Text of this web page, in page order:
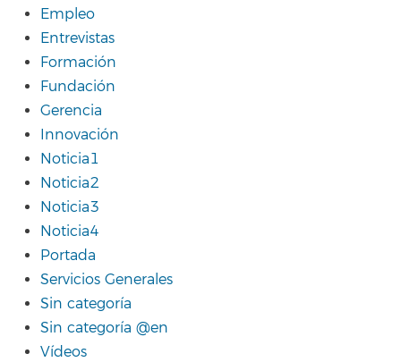
Empleo
Entrevistas
Formación
Fundación
Gerencia
Innovación
Noticia1
Noticia2
Noticia3
Noticia4
Portada
Servicios Generales
Sin categoría
Sin categoría @en
Vídeos